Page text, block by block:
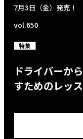
7月3日（金）発売！
vol.650
特集
ドライバーか
すためのレッ